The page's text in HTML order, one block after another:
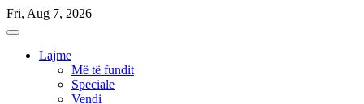
Skip
to
Fri, Aug 7, 2026
Lajme
Më të fundit
Speciale
Vendi